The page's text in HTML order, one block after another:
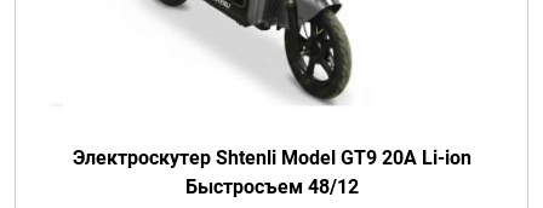
Электроскутер Shtenli Model GT9 20A Li-ion
Быстросъем 48/12